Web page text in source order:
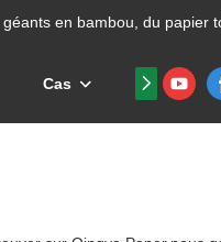
en bambou, du papier
Cas Nous